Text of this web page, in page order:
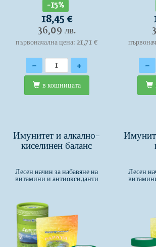
-15%
18,45 €
36,09 лв.
първоначална цена: 21,71 €
Количество
- +
в кошницата
-
Имунитет и алкално-
киселинен баланс
Лесен начин за набавяне на
витамини и антиоксиданти
Лесен